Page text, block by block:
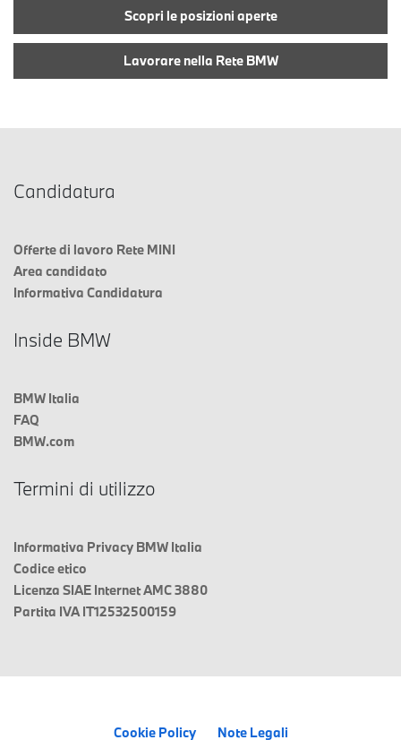
Scopri le posizioni aperte
Lavorare nella Rete BMW
Candidatura
Offerte di lavoro Rete MINI
Area candidato
Informativa Candidatura
Inside BMW
BMW Italia
FAQ
BMW.com
Termini di utilizzo
Informativa Privacy BMW Italia
Codice etico
Licenza SIAE Internet AMC 3880
Partita IVA IT12532500159
Cookie Policy Note Legali